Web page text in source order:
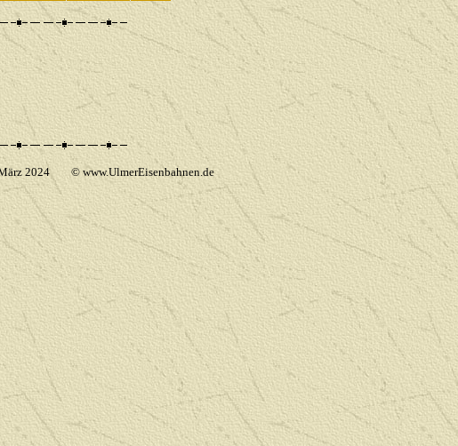
2024© www.UlmerEisenbahnen.de